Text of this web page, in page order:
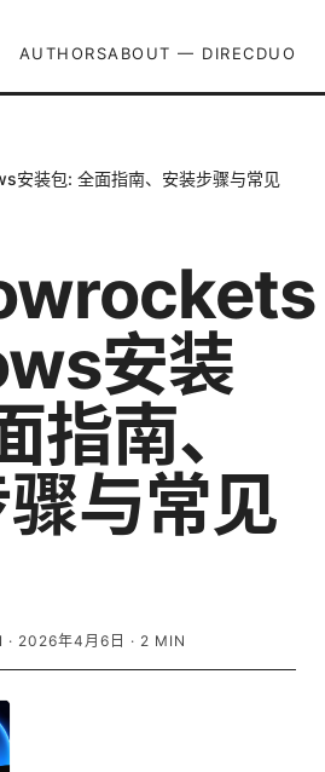
AUTHORSABOUT — DIRECDUO
装包: 全面指南、安装步骤与常见
安装
指南、
与常见
· 2026年4月6日 · 2 MIN